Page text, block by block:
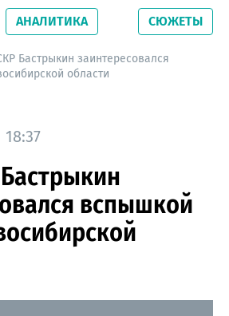
области. Читайте свежие
сетевого издания
АНАЛИТИКА СЮЖЕТЫ
Бастрыкин заинтересовался
области
вспышкой